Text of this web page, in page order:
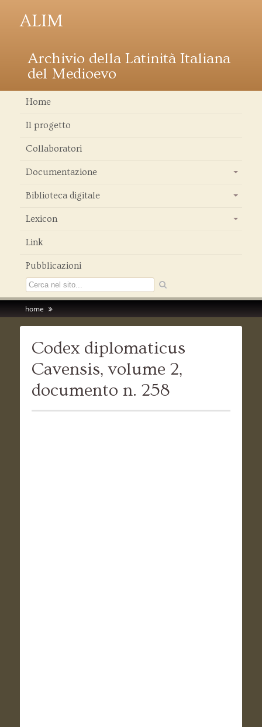
ALIM
Archivio della Latinità Italiana
del Medioevo
Home
Il progetto
Collaboratori
Documentazione
Biblioteca digitale
Lexicon
Link
Pubblicazioni
home
Codex diplomaticus
Cavensis, volume 2,
documento n. 258